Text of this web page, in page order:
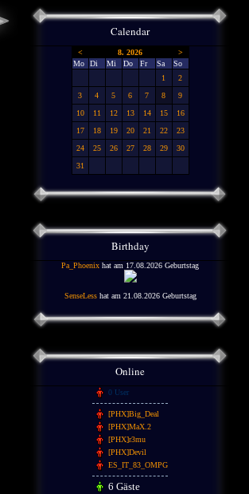
Calendar
< 8. 2026
>
Mo
Di Mi Do Fr Sa
So
1
2
3
4 5 6 7 8
9
10
11 12 13 14 15
16
17
18 19 20 21 22
23
24
25 26 27 28 29
30
31
Birthday
Pa_Phoenix hat am 17.08.2026 Geburtstag
SenseLesshat am 21.08.2026 Geburtstag
Online
0 User
[PHX]Big_Deal
[PHX]MaX.2
[PHX]r3mu
[PHX]Devil
ES_IT_83_OMPG
6 Gäste